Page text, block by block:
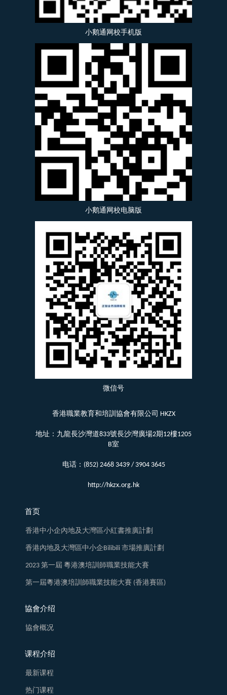
小鹅通网校手机版
小鹅通网校电脑版
微信号
香港職業教育和培訓協會有限公司 HKZX
地址：九龍長沙灣道833號長沙灣廣場2期12樓1205
B室
电话：(852) 2468 3439 / 3904 3645
http://hkzx.org.hk
首页
香港中小企內地及大灣區小紅書推廣計劃
香港內地及大灣區中小企Bilibili 市場推廣計劃
2023 第一屆 粵港澳培訓師職業技能大賽
第一屆粵港澳培訓師職業技能大賽 (香港賽區)
協會介绍
協會概况
课程介绍
最新课程
热门课程